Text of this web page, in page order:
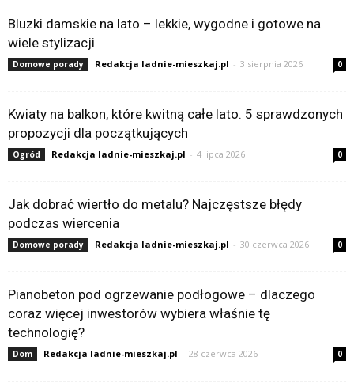
Bluzki damskie na lato – lekkie, wygodne i gotowe na
wiele stylizacji
Domowe porady Redakcja ladnie-mieszkaj.pl - 3 sierpnia 2026 0
Kwiaty na balkon, które kwitną całe lato. 5 sprawdzonych
propozycji dla początkujących
Ogród Redakcja ladnie-mieszkaj.pl - 4 lipca 2026 0
Jak dobrać wiertło do metalu? Najczęstsze błędy
podczas wiercenia
Domowe porady Redakcja ladnie-mieszkaj.pl - 30 czerwca 2026 0
Pianobeton pod ogrzewanie podłogowe – dlaczego
coraz więcej inwestorów wybiera właśnie tę
technologię?
Dom Redakcja ladnie-mieszkaj.pl - 28 czerwca 2026 0